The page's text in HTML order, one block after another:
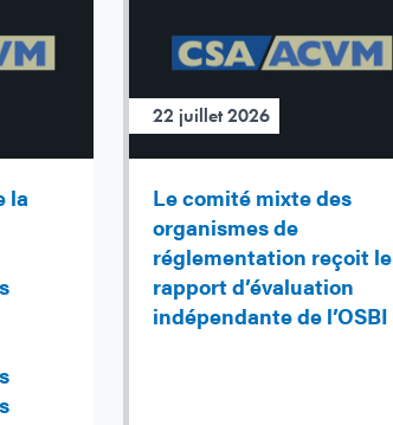
la
22 juillet 2026
Le comité mixte des
organismes de
réglementation reçoit le
rapport d’évaluation
indépendante de l’OSBI